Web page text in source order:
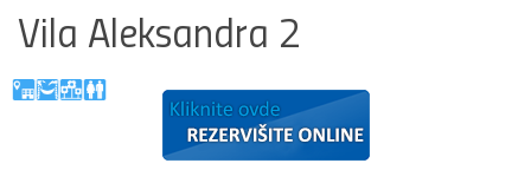
Vila Aleksandra 2